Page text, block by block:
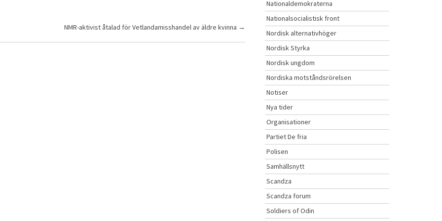
NMR-aktivist åtalad för Vetlandamisshandel av äldre kvinna →
Nationaldemokraterna
Nationalsocialistisk front
Nordisk alternativhöger
Nordisk Styrka
Nordisk ungdom
Nordiska motståndsrörelsen
Notiser
Nya tider
Organisationer
Partiet De fria
Polisen
Samhällsnytt
Scandza
Scandza forum
Soldiers of Odin